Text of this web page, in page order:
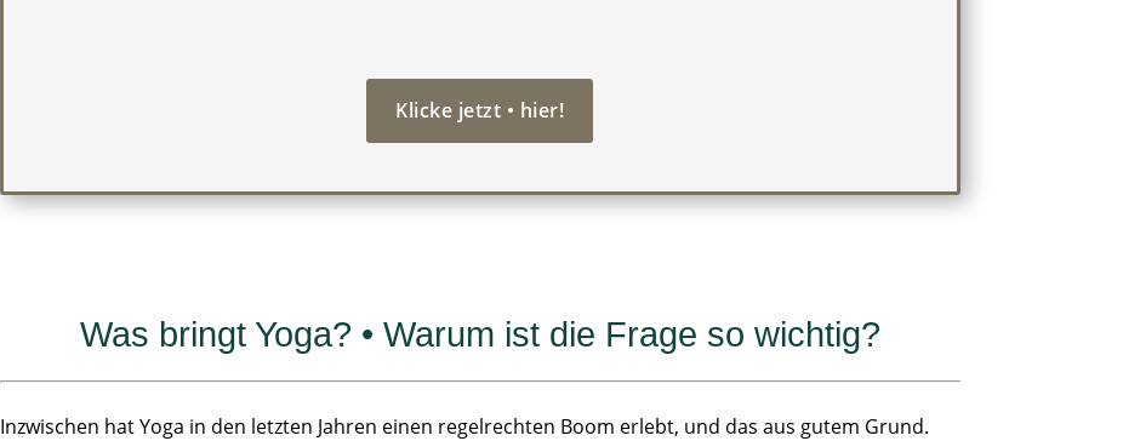
Klicke jetzt • hier!
Was bringt Yoga? • Warum ist die Frage so wichtig?
Inzwischen hat Yoga in den letzten Jahren einen regelrechten Boom erlebt, und das aus gutem Grund.